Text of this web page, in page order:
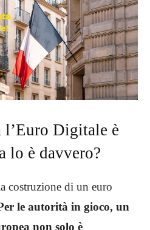
l’Euro Digitale è
lo è davvero?
costruzione di un euro
le autorità in gioco, un
non solo è